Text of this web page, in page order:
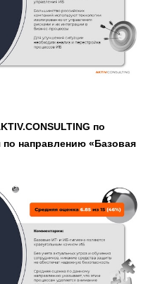
по
по направлению «Базовая